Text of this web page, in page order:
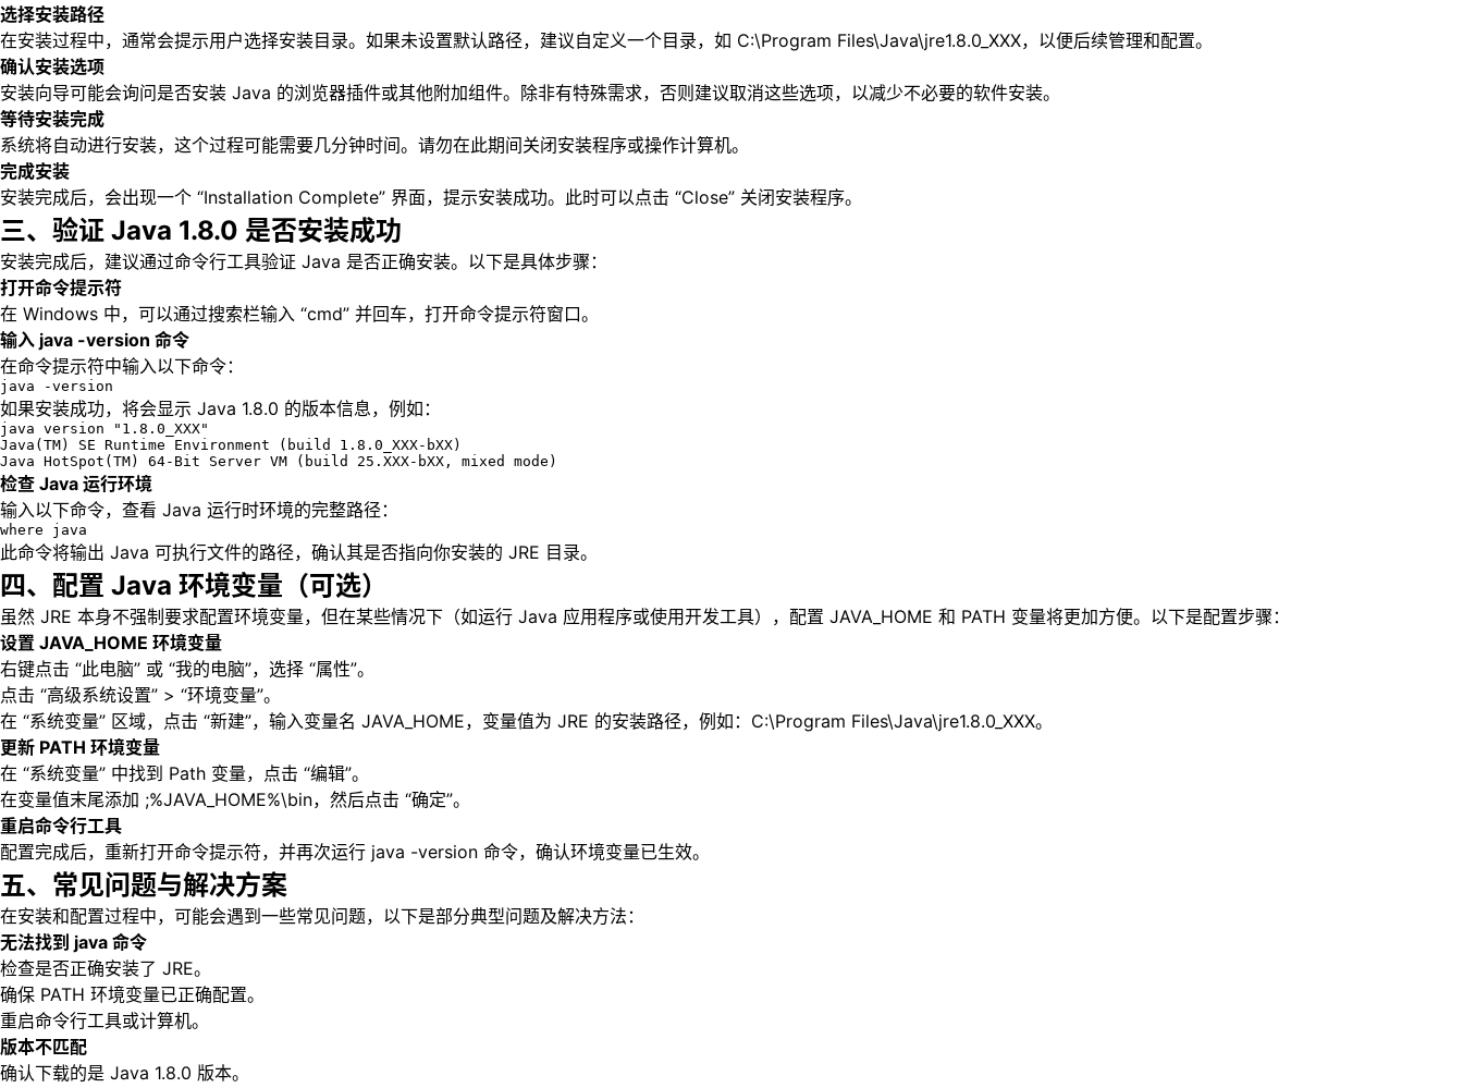
选择安装路径
在安装过程中，通常会提示用户选择安装目录。如果未设置默认路径，建议自定义一个目录，如 C:\Program Files\Java\jre1.8.0_XXX，以便后续管理和配置。
确认安装选项
安装向导可能会询问是否安装 Java 的浏览器插件或其他附加组件。除非有特殊需求，否则建议取消这些选项，以减少不必要的软件安装。
等待安装完成
系统将自动进行安装，这个过程可能需要几分钟时间。请勿在此期间关闭安装程序或操作计算机。
完成安装
安装完成后，会出现一个 “Installation Complete” 界面，提示安装成功。此时可以点击 “Close” 关闭安装程序。
三、验证 Java 1.8.0 是否安装成功
安装完成后，建议通过命令行工具验证 Java 是否正确安装。以下是具体步骤：
打开命令提示符
在 Windows 中，可以通过搜索栏输入 “cmd” 并回车，打开命令提示符窗口。
输入 java -version 命令
在命令提示符中输入以下命令：
java -version
如果安装成功，将会显示 Java 1.8.0 的版本信息，例如：
java version "1.8.0_XXX"
Java(TM) SE Runtime Environment (build 1.8.0_XXX-bXX)
Java HotSpot(TM) 64-Bit Server VM (build 25.XXX-bXX, mixed mode)
检查 Java 运行环境
输入以下命令，查看 Java 运行时环境的完整路径：
where java
此命令将输出 Java 可执行文件的路径，确认其是否指向你安装的 JRE 目录。
四、配置 Java 环境变量（可选）
虽然 JRE 本身不强制要求配置环境变量，但在某些情况下（如运行 Java 应用程序或使用开发工具），配置 JAVA_HOME 和 PATH 变量将更加方便。以下是配置步骤：
设置 JAVA_HOME 环境变量
右键点击 “此电脑” 或 “我的电脑”，选择 “属性”。
点击 “高级系统设置” > “环境变量”。
在 “系统变量” 区域，点击 “新建”，输入变量名 JAVA_HOME，变量值为 JRE 的安装路径，例如：C:\Program Files\Java\jre1.8.0_XXX。
更新 PATH 环境变量
在 “系统变量” 中找到 Path 变量，点击 “编辑”。
在变量值末尾添加 ;%JAVA_HOME%\bin，然后点击 “确定”。
重启命令行工具
配置完成后，重新打开命令提示符，并再次运行 java -version 命令，确认环境变量已生效。
五、常见问题与解决方案
在安装和配置过程中，可能会遇到一些常见问题，以下是部分典型问题及解决方法：
无法找到 java 命令
检查是否正确安装了 JRE。
确保 PATH 环境变量已正确配置。
重启命令行工具或计算机。
版本不匹配
确认下载的是 Java 1.8.0 版本。